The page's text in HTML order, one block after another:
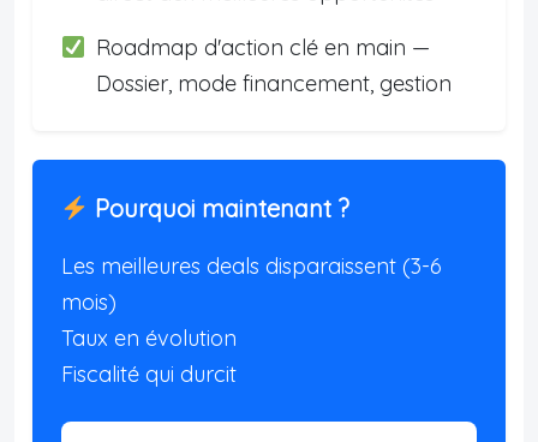
Roadmap d'action clé en main —
Dossier, mode financement, gestion
Pourquoi maintenant ?
Les meilleures deals disparaissent (3-6
mois)
Taux en évolution
Fiscalité qui durcit